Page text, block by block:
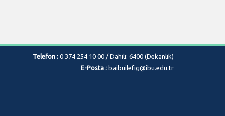
Telefon : 0 374 254 10 00 / Dahili: 6400 (Dekanlık)
E-Posta : baibuilefig@ibu.edu.tr